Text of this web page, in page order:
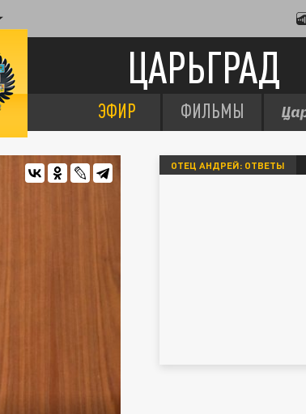
ЦАРЬГРАД
ЭФИР ФИЛЬМЫ
ОТЕЦ АНДРЕЙ: ОТВЕТЫ